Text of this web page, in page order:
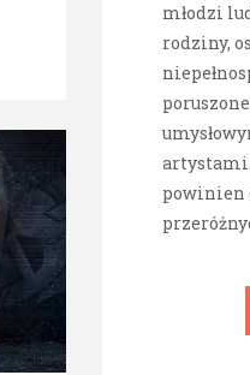
młodzi
rodziny,
powinien